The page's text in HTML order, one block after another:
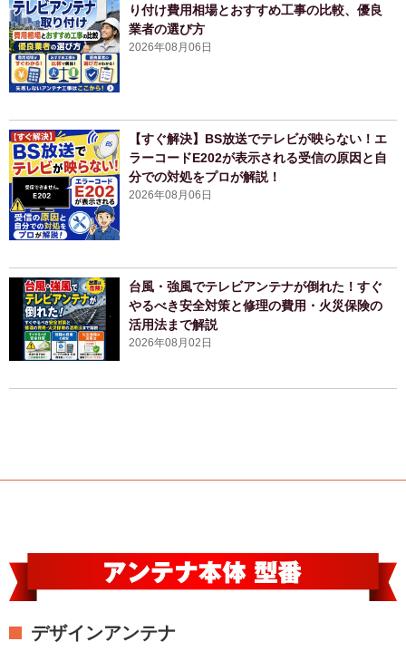
り付け費用相場とおすすめ工事の比較、優良
業者の選び方
2026年08月06日
【すぐ解決】BS放送でテレビが映らない！エ
ラーコードE202が表示される受信の原因と自
分での対処をプロが解説！
2026年08月06日
台風・強風でテレビアンテナが倒れた！すぐ
やるべき安全対策と修理の費用・火災保険の
活用法まで解説
2026年08月02日
デザインアンテナ